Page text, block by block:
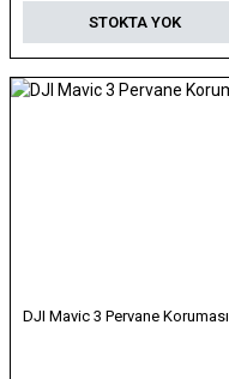
STOKTA YOK
DJI Mavic 3 Pervane Koruması